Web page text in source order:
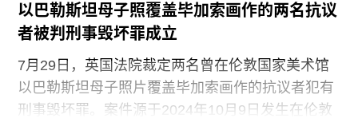
以巴勒斯坦母子照覆盖毕加索画作的两名抗议
者被判刑事毁坏罪成立
7月29日，英国法院裁定两名曾在伦敦国家美术馆
以巴勒斯坦母子照片覆盖毕加索画作的抗议者犯有
刑事毁坏罪。案件源于2024年10月9日发生在伦敦